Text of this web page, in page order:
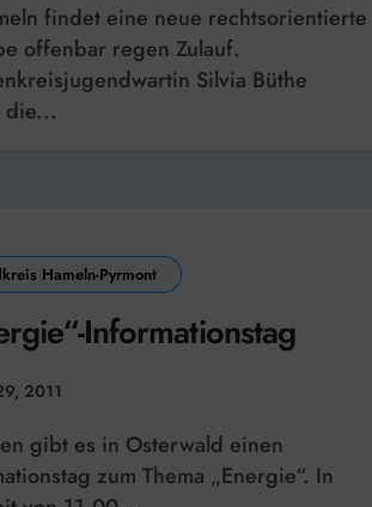
offenbar regen Zulauf.
Silvia Büthe
die...
Hameln-Pyrmont
Informationstag
2011
zum Thema „Energie“. In